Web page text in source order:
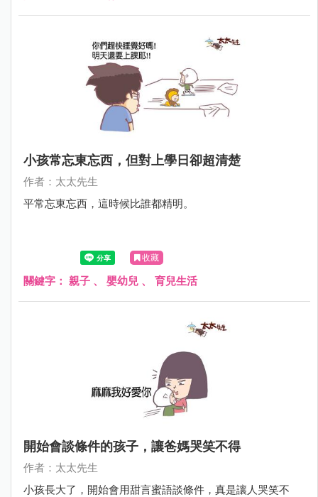
小孩常忘東忘西，但對上學日卻超清楚
作者：太太先生
平常忘東忘西，這時候比誰都精明。
收藏
關鍵字： 親子 、 嬰幼兒 、 育兒生活
開始會談條件的孩子，讓爸媽哭笑不得
作者：太太先生
小孩長大了，開始會用甜言蜜語談條件，真是讓人哭笑不